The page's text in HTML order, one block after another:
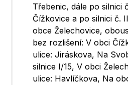
Třebenic, dále po silnici
Čížkovice a po silnici č.
obce Želechovice,
bez rozlišení: V obci
ulice: Jiráskova, Na
silnice I/15, V obci
ulice: Havlíčkova, Na